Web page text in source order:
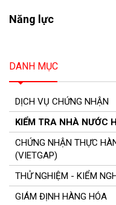
Năng lực
DANH MỤC
DỊCH VỤ CHỨNG NHẬN
KIỂM TRA NHÀ NƯỚC
CHỨNG NHẬN THỰC
(VIETGAP)
THỬ NGHIỆM - KIỂM
GIÁM ĐỊNH HÀNG HÓA